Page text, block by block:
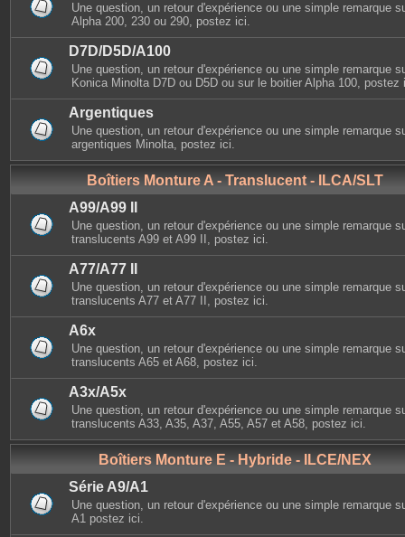
Une question, un retour d'expérience ou une simple remarque
Alpha 200, 230 ou 290, postez ici.
D7D/D5D/A100
Une question, un retour d'expérience ou une simple remarque
Konica Minolta D7D ou D5D ou sur le boitier Alpha 100, postez
Argentiques
Une question, un retour d'expérience ou une simple remarque
argentiques Minolta, postez ici.
Boîtiers Monture A - Translucent - ILCA/SLT
A99/A99 II
Une question, un retour d'expérience ou une simple remarque
translucents A99 et A99 II, postez ici.
A77/A77 II
Une question, un retour d'expérience ou une simple remarque
translucents A77 et A77 II, postez ici.
A6x
Une question, un retour d'expérience ou une simple remarque
translucents A65 et A68, postez ici.
A3x/A5x
Une question, un retour d'expérience ou une simple remarque
translucents A33, A35, A37, A55, A57 et A58, postez ici.
Boîtiers Monture E - Hybride - ILCE/NEX
Série A9/A1
Une question, un retour d'expérience ou une simple remarque
A1 postez ici.